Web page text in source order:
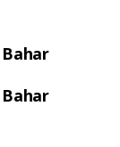
Bahar
Bahar